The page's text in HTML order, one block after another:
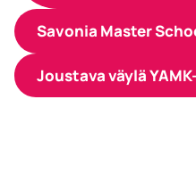
Savonia Master
Joustava väylä